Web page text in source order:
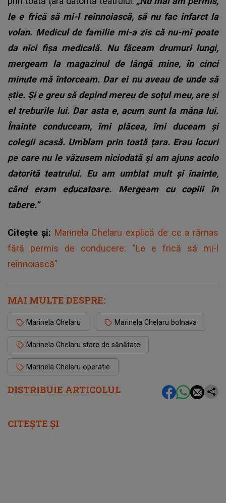
DISTRIBUIE ARTICOLUL
le e frică să mi-l reînnoiască, să nu fac infarct la
volan. Medicul de familie mi-a zis că nu-mi poate
da nici fișa medicală. Nu făceam drumuri lungi,
mergeam la magazinul de lângă mine, în cinci
minute mă întorceam. Dar ei nu aveau de unde să
știe. Și e greu să depind mereu de soțul meu, are și
el treburile lui. Dar asta e, acum sunt la mâna lui.
Înainte conduceam, îmi plăcea, îmi duceam și
colegii acasă. Umblam prin toată țara. Erau locuri
pe care nu le văzusem niciodată și am ajuns acolo
datorită teatrului. Eu am umblat mult și înainte,
când eram educatoare. Mergeam cu copiii în
tabere.”
Citește și: Marinela Chelaru explică de ce a rămas
fără permis de conducere: ”Le e frică să mi-l
reînnoiască”
MAI MULTE DESPRE:
Marinela Chelaru Marinela Chelaru bolnava
Marinela Chelaru stare de sănătate
Marinela Chelaru operatie
CITEȘTE ȘI